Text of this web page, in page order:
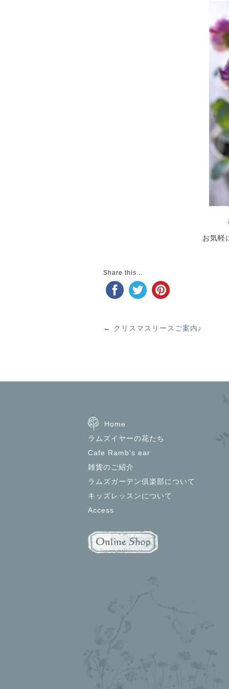
お気軽
Share this...
← クリスマスリースご案内♪
Home
ラムズイヤーの花たち
Cafe Ramb's ear
雑貨のご紹介
ラムズガーデン倶楽部について
キッズレッスンについて
Access